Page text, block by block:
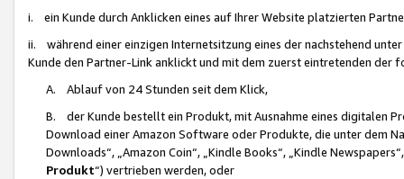
i. ein Kunde durch Anklicken eines auf Ihrer Website platzierten
ii. während einer einzigen Internetsitzung eines der nachstehend
Kunde den Partner-Link anklickt und mit dem zuerst eintretenden der
A. Ablauf von 24 Stunden seit dem Klick,
B. der Kunde bestellt ein Produkt, mit Ausnahme eines digitalen
Download einer Amazon Software oder Produkte, die unter dem
Downloads“, „Amazon Coin“, „Kindle Books“, „Kindle
Produkt“) vertrieben werden, oder